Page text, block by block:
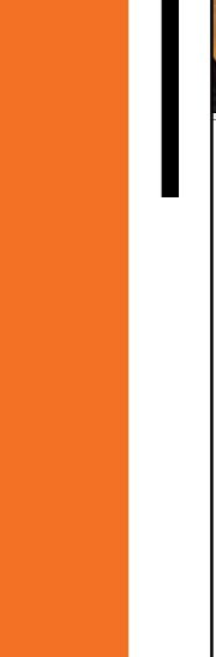
sort design, der
et temperaturområde på
Det beskytter også